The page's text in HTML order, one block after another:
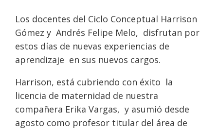
Los docentes del Ciclo Conceptual Harrison
Gómez y Andrés Felipe Melo, disfrutan por
estos días de nuevas experiencias de
aprendizaje en sus nuevos cargos.
Harrison, está cubriendo con éxito la
licencia de maternidad de nuestra
compañera Erika Vargas, y asumió desde
agosto como profesor titular del área de